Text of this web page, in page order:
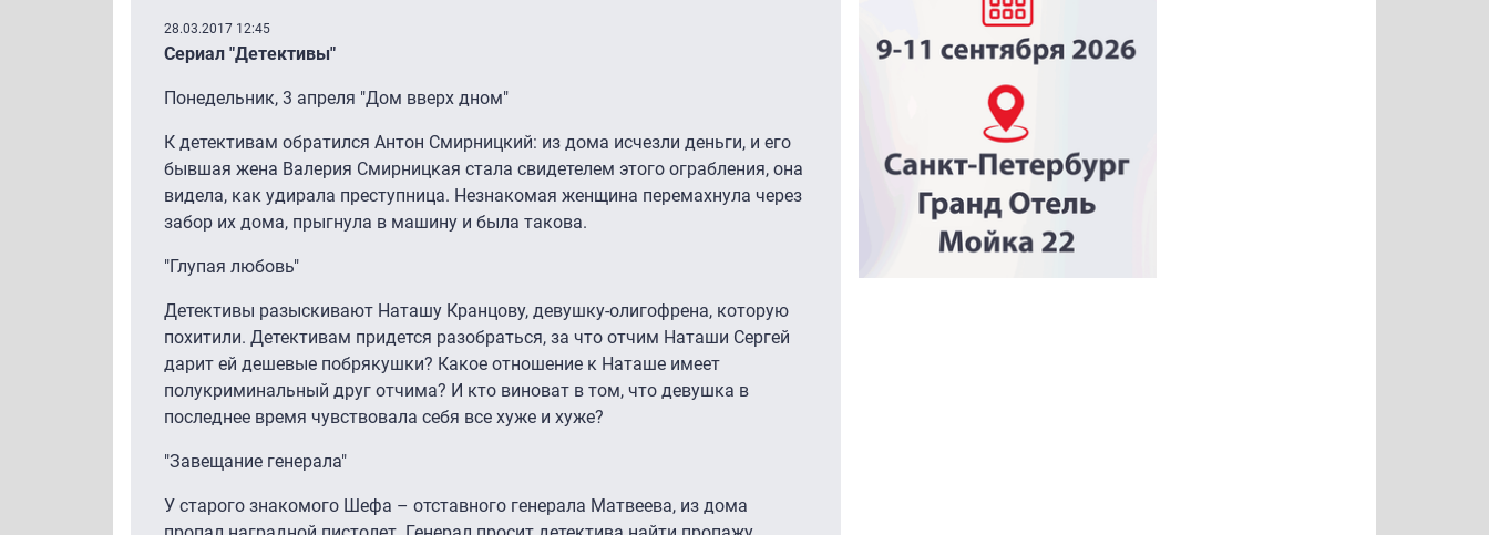
28.03.2017 12:45
Сериал "Детективы"
Понедельник, 3 апреля "Дом вверх дном"
К детективам обратился Антон Смирницкий: из дома исчезли деньги, и его
бывшая жена Валерия Смирницкая стала свидетелем этого ограбления, она
видела, как удирала преступница. Незнакомая женщина перемахнула через
забор их дома, прыгнула в машину и была такова.
"Глупая любовь"
Детективы разыскивают Наташу Кранцову, девушку-олигофрена, которую
похитили. Детективам придется разобраться, за что отчим Наташи Сергей
дарит ей дешевые побрякушки? Какое отношение к Наташе имеет
полукриминальный друг отчима? И кто виноват в том, что девушка в
последнее время чувствовала себя все хуже и хуже?
"Завещание генерала"
У старого знакомого Шефа – отставного генерала Матвеева, из дома